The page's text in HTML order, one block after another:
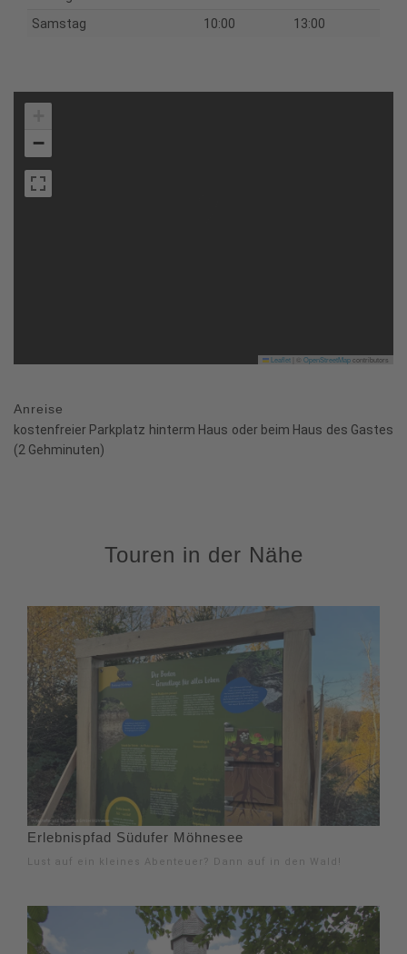
Samstag
10:00 13:00
−
Leaflet OpenStreetMapcontributors
Anreise
kostenfreier Parkplatz hinterm Haus oder beim Haus des Gastes
(2 Gehminuten)
Touren in der Nähe
Erlebnispfad Südufer Möhnesee
Lust auf ein kleines Abenteuer? Dann auf in den Wald!